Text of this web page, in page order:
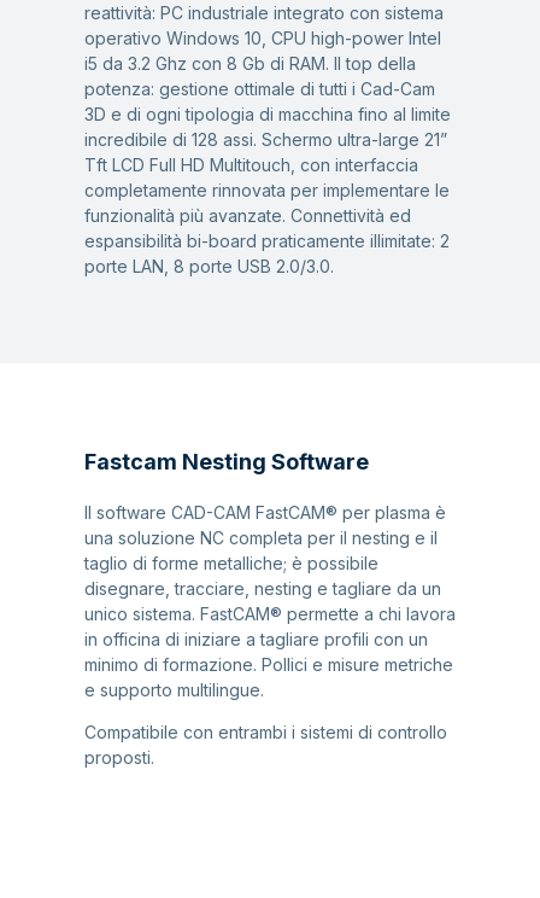
reattività: PC industriale integrato con sistema
operativo Windows 10, CPU high-power Intel
i5 da 3.2 Ghz con 8 Gb di RAM. Il top della
potenza: gestione ottimale di tutti i Cad-Cam
3D e di ogni tipologia di macchina fino al limite
incredibile di 128 assi. Schermo ultra-large 21”
Tft LCD Full HD Multitouch, con interfaccia
completamente rinnovata per implementare le
funzionalità più avanzate. Connettività ed
espansibilità bi-board praticamente illimitate: 2
porte LAN, 8 porte USB 2.0/3.0.
Fastcam Nesting Software
Il software CAD-CAM FastCAM® per plasma è
una soluzione NC completa per il nesting e il
taglio di forme metalliche; è possibile
disegnare, tracciare, nesting e tagliare da un
unico sistema. FastCAM® permette a chi lavora
in officina di iniziare a tagliare profili con un
minimo di formazione. Pollici e misure metriche
e supporto multilingue.
Compatibile con entrambi i sistemi di controllo
proposti.